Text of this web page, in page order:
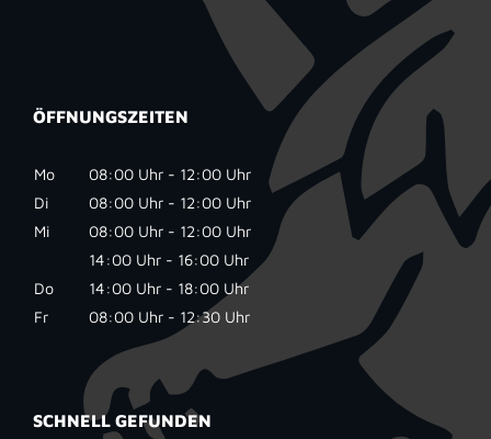
ÖFFNUNGSZEITEN
Mo
08:00 Uhr - 12:00 Uhr
Di
08:00 Uhr - 12:00 Uhr
Mi
08:00 Uhr - 12:00 Uhr
14:00 Uhr - 16:00 Uhr
Do
14:00 Uhr - 18:00 Uhr
Fr
08:00 Uhr - 12:30 Uhr
SCHNELL GEFUNDEN